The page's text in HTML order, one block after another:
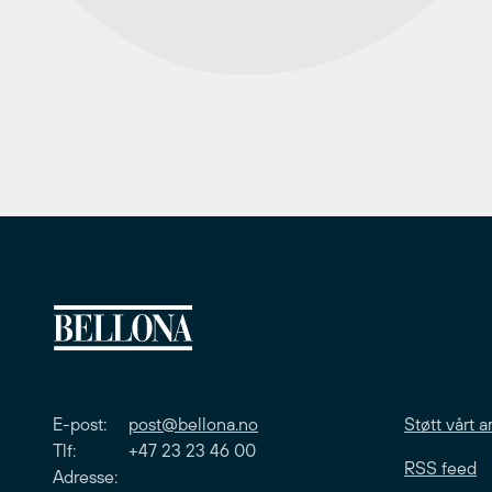
E-post: post@bellona.no
Tlf: +47 23 23 46 00
Adresse:
Støtt vårt
RSS feed